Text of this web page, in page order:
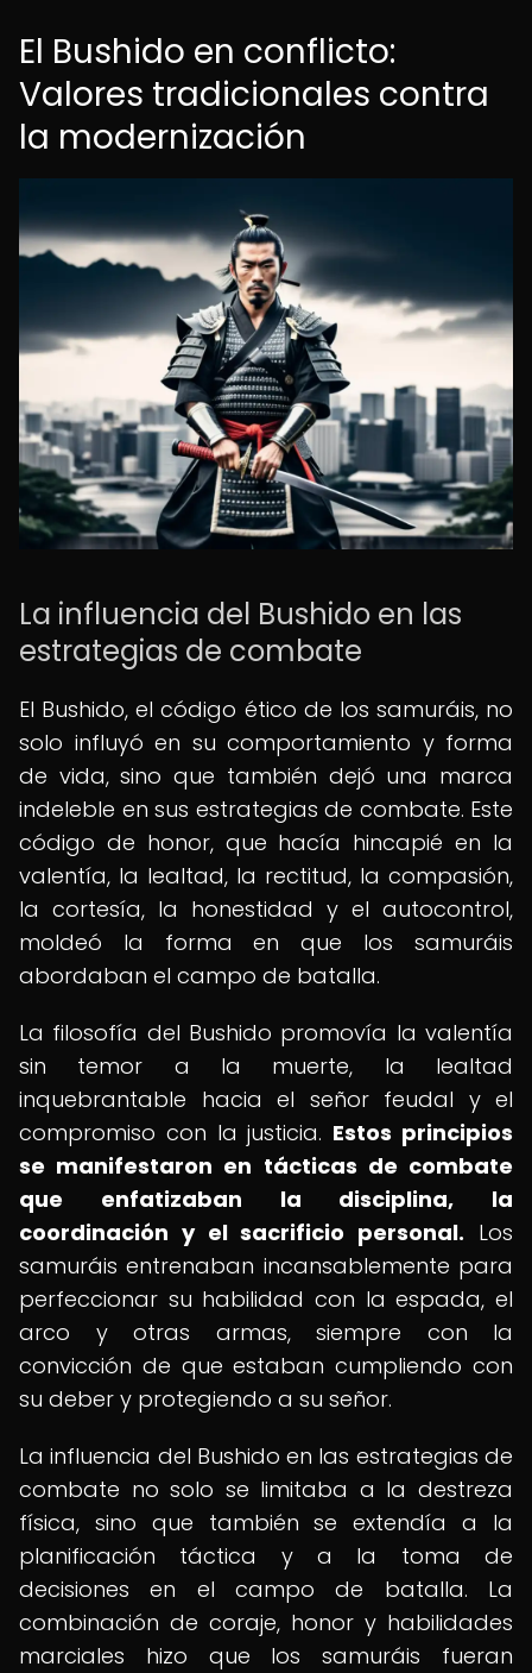
El Bushido en conflicto:
Valores tradicionales contra
la modernización
La influencia del Bushido en las
estrategias de combate
El Bushido, el código ético de los samuráis, no
solo influyó en su comportamiento y forma
de vida, sino que también dejó una marca
indeleble en sus estrategias de combate. Este
código de honor, que hacía hincapié en la
valentía, la lealtad, la rectitud, la compasión,
la cortesía, la honestidad y el autocontrol,
moldeó la forma en que los samuráis
abordaban el campo de batalla.
La filosofía del Bushido promovía la valentía
sin temor a la muerte, la lealtad
inquebrantable hacia el señor feudal y el
compromiso con la justicia. Estos principios
se manifestaron en tácticas de combate
que enfatizaban la disciplina, la
coordinación y el sacrificio personal. Los
samuráis entrenaban incansablemente para
perfeccionar su habilidad con la espada, el
arco y otras armas, siempre con la
convicción de que estaban cumpliendo con
su deber y protegiendo a su señor.
La influencia del Bushido en las estrategias de
combate no solo se limitaba a la destreza
física, sino que también se extendía a la
planificación táctica y a la toma de
decisiones en el campo de batalla. La
combinación de coraje, honor y habilidades
marciales hizo que los samuráis fueran